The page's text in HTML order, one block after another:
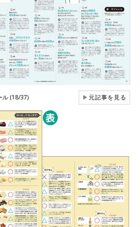
ル (18/37) ▶元記事を見る